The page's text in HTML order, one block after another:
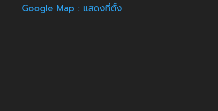
Google Map : แสดงที่ตั้ง